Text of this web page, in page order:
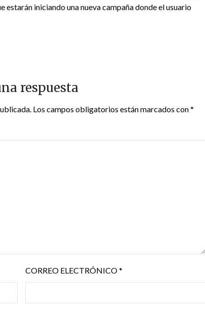
iniciando una nueva campaña donde el usuario
respuesta
Los campos obligatorios están marcados con*
CORREO ELECTRÓNICO*